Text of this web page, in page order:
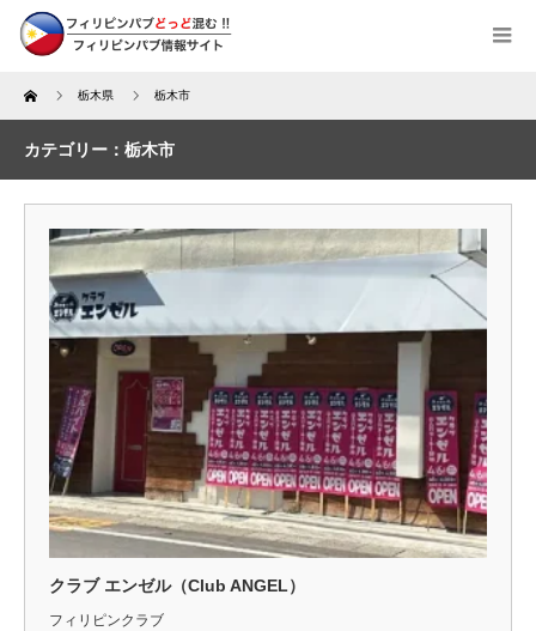
Home 栃木県 栃木市
カテゴリー：栃木市
クラブ エンゼル（Club ANGEL）
フィリピンクラブ